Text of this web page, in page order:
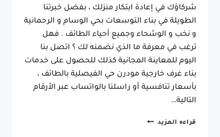
شركاؤك في إعادة ابتكار منزلك ، بفضل خبرتنا
الطويلة في بناء التوسعات بحي الوسام و الرحمانية
و نخب و الوشحاء وجميع أحياء الطائف . فهل
ترغب في معرفة ما الذي نضمنه لك ؟ اتصل بنا
اليوم للمعاينة المجانية كذلك للحصول على خدمات
بناء غرف خارجية مودرن حي الفيصلية بالطائف ،
بأسعار تنافسية أو راسلنا بالواتساب عبر الأرقام
التالية…
قراءه المزيد مقاول